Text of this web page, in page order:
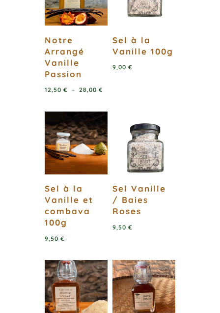
28,00 €
Notre
Arrangé
Vanille
Passion
12,50 € – 28,00 €Plage
12,50 €
à
28,00 €
Sel à la
Vanille 100g
9,00€
Sel à la
Vanille et
combava
100g
9,50 €
Sel Vanille
/ Baies
Roses
9,50€